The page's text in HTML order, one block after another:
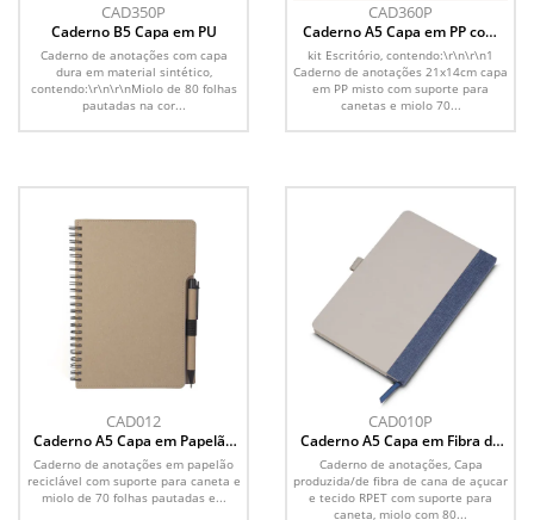
CAD350P
Caderno B5 Capa em PU
Caderno de anotações com capa
dura em material sintético,
contendo:\r\n\r\nMiolo de 80 folhas
pautadas na cor...
CAD360P
Caderno A5 Capa em PP com
caneta
kit Escritório, contendo:\r\n\r\n1
Caderno de anotações 21x14cm capa
em PP misto com suporte para
canetas e miolo 70...
CAD012
Caderno A5 Capa em Papelão
Reciclado c/ Caneta
Caderno de anotações em papelão
reciclável com suporte para caneta e
miolo de 70 folhas pautadas e...
CAD010P
Caderno A5 Capa em Fibra de
Cana de Açúcar e RPET
Caderno de anotações, Capa
produzida/de fibra de cana de açucar
e tecido RPET com suporte para
caneta, miolo com 80...